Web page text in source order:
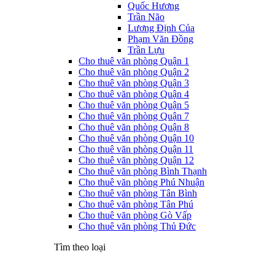
Quốc Hương
Trần Não
Lương Định Của
Phạm Văn Đồng
Trần Lựu
Cho thuê văn phòng Quận 1
Cho thuê văn phòng Quận 2
Cho thuê văn phòng Quận 3
Cho thuê văn phòng Quận 4
Cho thuê văn phòng Quận 5
Cho thuê văn phòng Quận 7
Cho thuê văn phòng Quận 8
Cho thuê văn phòng Quận 10
Cho thuê văn phòng Quận 11
Cho thuê văn phòng Quận 12
Cho thuê văn phòng Bình Thạnh
Cho thuê văn phòng Phú Nhuận
Cho thuê văn phòng Tân Bình
Cho thuê văn phòng Tân Phú
Cho thuê văn phòng Gò Vấp
Cho thuê văn phòng Thủ Đức
Tìm theo loại